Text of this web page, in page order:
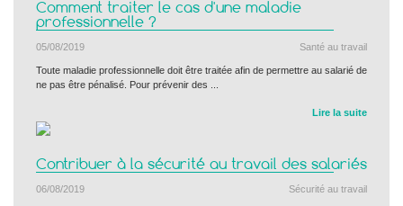
Comment traiter le cas d'une maladie
professionnelle ?
05/08/2019 Santé au travail
Toute maladie professionnelle doit être traitée afin de permettre au salarié de
ne pas être pénalisé. Pour prévenir des ...
Lire la suite
Contribuer à la sécurité au travail des salariés
06/08/2019 Sécurité au travail